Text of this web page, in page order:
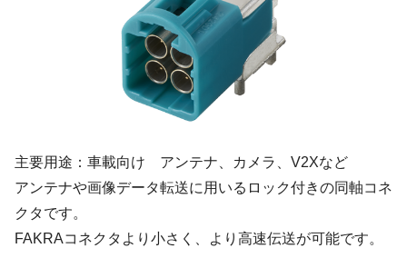
主要用途：車載向け アンテナ、カメラ、V2Xなど
アンテナや画像データ転送に用いるロック付きの同軸コネ
クタです。
FAKRAコネクタより小さく、より高速伝送が可能です。